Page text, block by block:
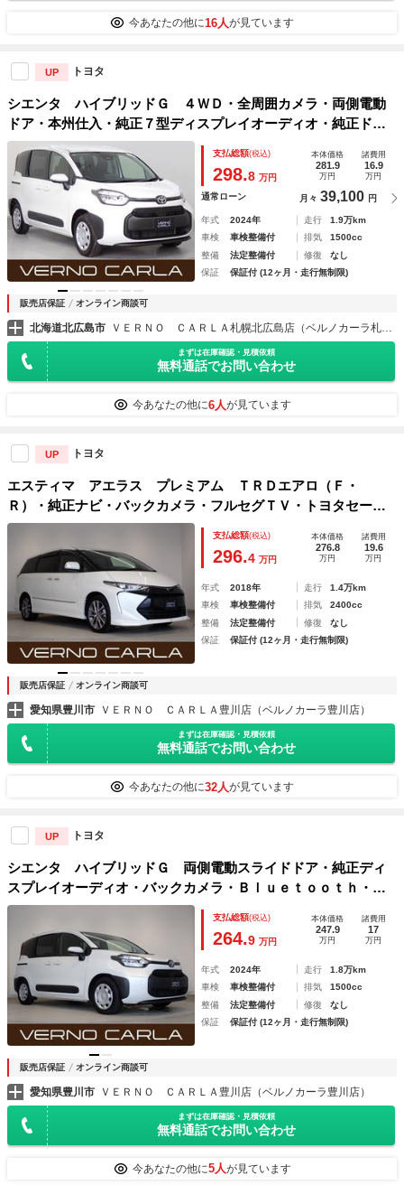
今あなたの他に16人が見ています
UP トヨタ
シエンタ ハイブリッドＧ ４ＷＤ・全周囲カメラ・両側電動
ドア・本州仕入・純正７型ディスプレイオーディオ・純正ドラ
レコ・ウォークスルー・レーンキープアシスト・障害物セン
サ・アダプティブクルーズ・ＢＳＭ・Ｂｌｕｅｔｏｏｔｈ・Ｅ
ＴＣ
支払総額(税込)
298.8 万円
本体価格
281.9
万円
諸費用
16.9
万円
通常ローン 月々 39,100 円
年式 2024年 走行
1.9万km
車検
車検整備付 排気
1500cc
整備
法定整備付 修復
なし
保証
保証付 (12ヶ月・走行無制限)
販売店保証 オンライン商談可
北海道北広島市 ＶＥＲＮＯ ＣＡＲＬＡ札幌北広島店（ベルノカーラ札幌北広島店）
まずは在庫確認・見積依頼
無料通話でお問い合わせ
今あなたの他に6人が見ています
UP トヨタ
エスティマ アエラス プレミアム ＴＲＤエアロ（Ｆ・
Ｒ）・純正ナビ・バックカメラ・フルセグＴＶ・トヨタセーフ
ティセンス・パワーシート・ＬＥＤヘッドライト・スマートキ
ー・純正ＡＷ・ＣＤ再生・Ｂｌｕｅｔｏｏｔｈ・ＥＴＣ・ドラ
イブレコーダー
支払総額(税込)
296.4 万円
本体価格
276.8
万円
諸費用
19.6
万円
年式 2018年 走行
1.4万km
車検
車検整備付 排気
2400cc
整備
法定整備付 修復
なし
保証
保証付 (12ヶ月・走行無制限)
販売店保証 オンライン商談可
愛知県豊川市 ＶＥＲＮＯ ＣＡＲＬＡ豊川店（ベルノカーラ豊川店）
まずは在庫確認・見積依頼
無料通話でお問い合わせ
今あなたの他に32人が見ています
UP トヨタ
シエンタ ハイブリッドＧ 両側電動スライドドア・純正ディ
スプレイオーディオ・バックカメラ・Ｂｌｕｅｔｏｏｔｈ・純
正ドライブレコーダー・ＥＴＣ・衝突軽減ブレーキ・アダプテ
ィブクルーズコントロール・ブラインドスポットモニター
支払総額(税込)
264.9 万円
本体価格
247.9
万円
諸費用
17
万円
年式 2024年 走行
1.8万km
車検
車検整備付 排気
1500cc
整備
法定整備付 修復
なし
保証
保証付 (12ヶ月・走行無制限)
販売店保証 オンライン商談可
愛知県豊川市 ＶＥＲＮＯ ＣＡＲＬＡ豊川店（ベルノカーラ豊川店）
まずは在庫確認・見積依頼
無料通話でお問い合わせ
今あなたの他に5人が見ています